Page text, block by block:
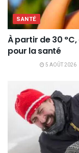
SANTÉ
À partir de 30
pour la santé
5 AOÛT 2026